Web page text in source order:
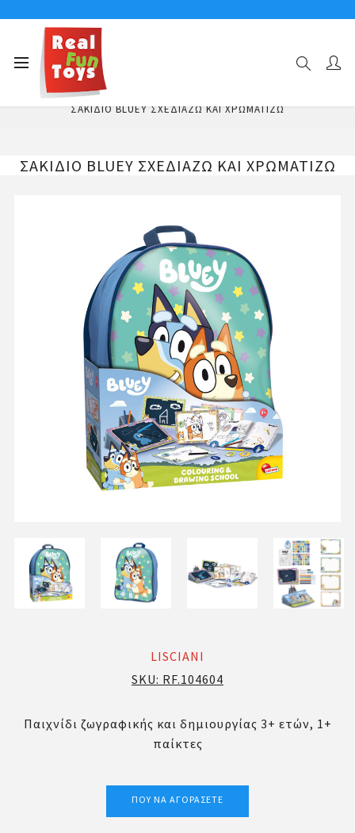
Αρχική σελίδα
Παιχνίδια Κατασκευών - Δημιουργίας
ΣΑΚΙΔΙΟ BLUEY ΣΧΕΔΙΑΖΩ ΚΑΙ ΧΡΩΜΑΤΙΖΩ
ΣΑΚΙΔΙΟ BLUEY ΣΧΕΔΙΑΖΩ ΚΑΙ ΧΡΩΜΑΤΙΖΩ
LISCIANI
SKU: RF.104604
Παιχνίδι ζωγραφικής και δημιουργίας 3+ ετών, 1+
παίκτες
ΠΟΎ ΝΑ ΑΓΟΡΆΣΕΤΕ